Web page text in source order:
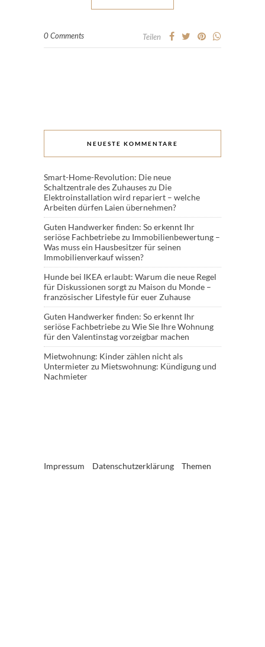
0 Comments Teilen
NEUESTE KOMMENTARE
Smart-Home-Revolution: Die neue
Schaltzentrale des Zuhauseszu Die
Elektroinstallation wird repariert – welche
Arbeiten dürfen Laien übernehmen?
Guten Handwerker finden: So erkennt Ihr
seriöse Fachbetriebezu Immobilienbewertung –
Was muss ein Hausbesitzer für seinen
Immobilienverkauf wissen?
Hunde bei IKEA erlaubt: Warum die neue Regel
für Diskussionen sorgtzu Maison du Monde –
französischer Lifestyle für euer Zuhause
Guten Handwerker finden: So erkennt Ihr
seriöse Fachbetriebezu Wie Sie Ihre Wohnung
für den Valentinstag vorzeigbar machen
Mietwohnung: Kinder zählen nicht als
Untermieterzu Mietswohnung: Kündigung und
Nachmieter
Impressum Datenschutzerklärung Themen